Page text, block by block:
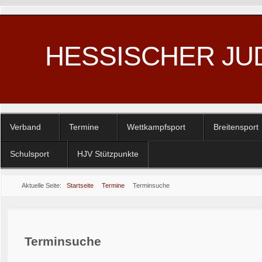
HESSISCHER
Verband Termine Wettkampfsport Breitensport
Schulsport HJV Stützpunkte
Aktuelle Seite: Startseite Termine Terminsuche
Terminsuche